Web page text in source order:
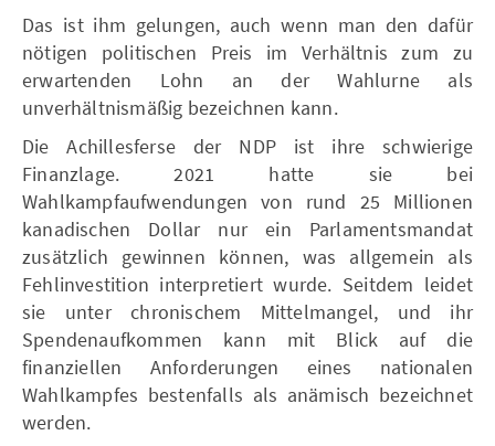
Das ist ihm gelungen, auch wenn man den dafür
nötigen politischen Preis im Verhältnis zum zu
erwartenden Lohn an der Wahlurne als
unverhältnismäßig bezeichnen kann.
Die Achillesferse der NDP ist ihre schwierige
Finanzlage. 2021 hatte sie bei
Wahlkampfaufwendungen von rund 25 Millionen
kanadischen Dollar nur ein Parlamentsmandat
zusätzlich gewinnen können, was allgemein als
Fehlinvestition interpretiert wurde. Seitdem leidet
sie unter chronischem Mittelmangel, und ihr
Spendenaufkommen kann mit Blick auf die
finanziellen Anforderungen eines nationalen
Wahlkampfes bestenfalls als anämisch bezeichnet
werden.